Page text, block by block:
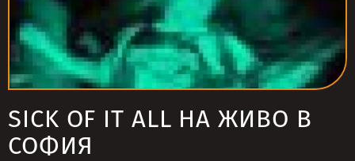
SICK OF IT ALL НА ЖИВО В
СОФИЯ